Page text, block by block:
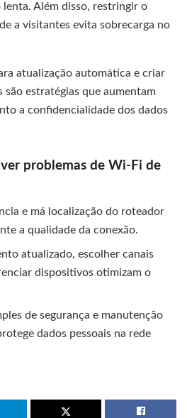
lenta. Além disso, restringir o
a visitantes evita sobrecarga no
atualização automática e criar
são estratégias que aumentam
a confidencialidade dos dados
problemas de Wi-Fi de
e má localização do roteador
a qualidade da conexão.
atualizado, escolher canais
dispositivos otimizam o
de segurança e manutenção
dados pessoais na rede